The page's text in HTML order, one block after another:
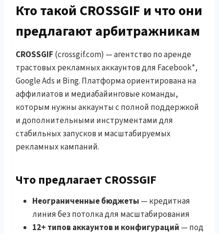
Кто такой CROSSGIF и что они
предлагают арбитражникам
CROSSGIF (crossgif.com) — агентство по аренде
трастовых рекламных аккаунтов для Facebook*,
Google Ads и Bing. Платформа ориентирована на
аффилиатов и медиабайинговые команды,
которым нужны аккаунты с полной поддержкой
и дополнительными инструментами для
стабильных запусков и масштабируемых
рекламных кампаний.
Что предлагает CROSSGIF
Неограниченные бюджеты — кредитная
линия без потолка для масштабирования
12+ типов аккаунтов и конфигураций — под